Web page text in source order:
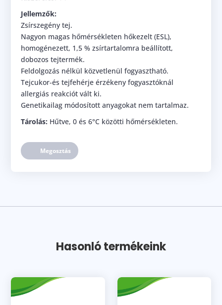
Jellemzők:
Zsírszegény tej.
Nagyon magas hőmérsékleten hőkezelt (ESL),
homogénezett, 1,5 % zsírtartalomra beállított,
dobozos tejtermék.
Feldolgozás nélkül közvetlenül fogyasztható.
Tejcukor-és tejfehérje érzékeny fogyasztóknál
allergiás reakciót vált ki.
Genetikailag módosított anyagokat nem tartalmaz.
Tárolás: Hűtve, 0 és 6°C közötti hőmérsékleten.
Megosztás
Hasonló termékeink